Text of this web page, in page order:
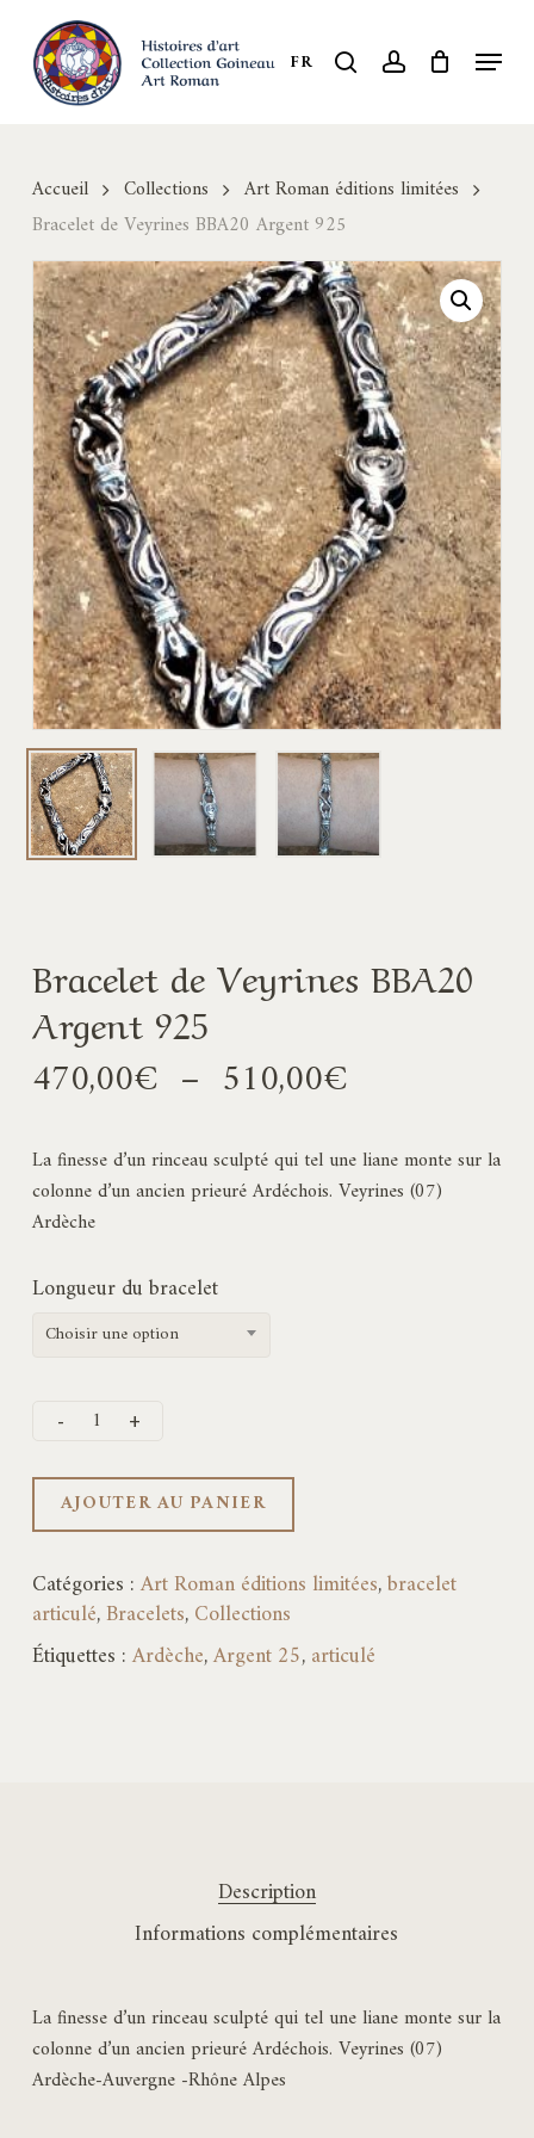
main
content
FR search account Menu
Accueil Collections
Art Roman éditions limitées
Bracelet de Veyrines BBA20 Argent 925
Bracelet de Veyrines BBA20
Argent 925
470,00€ – 510,00€Plage
prix :
470,00€
à
La finesse d’un rinceau sculpté qui tel une liane monte sur la
colonne d’un ancien prieuré Ardéchois. Veyrines (07)
Ardèche
Longueur du bracelet
Choisir une option
AJOUTER AU PANIER
Catégories :Art Roman éditions limitées,bracelet
articulé,Bracelets,Collections
Étiquettes :Ardèche,Argent 25,articulé
Description
Informations complémentaires
La finesse d’un rinceau sculpté qui tel une liane monte sur la
colonne d’un ancien prieuré Ardéchois. Veyrines (07)
Ardèche-Auvergne -Rhône Alpes
Close